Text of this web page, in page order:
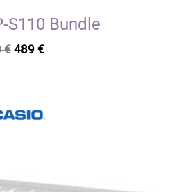
S110 Bundle
€ Le
530 €.
489 €Le